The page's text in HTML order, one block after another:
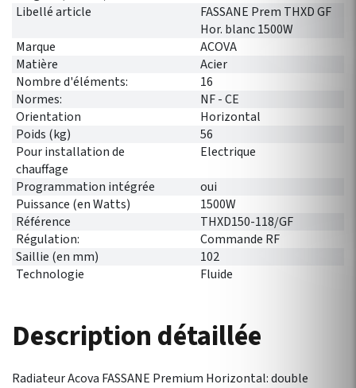
Libellé article
FASSANE Prem THXD GF
Hor. blanc 1500W
Marque
ACOVA
Matière
Acier
Nombre d'éléments:
16
Normes:
NF - CE
Orientation
Horizontal
Poids (kg)
56
Pour installation de
chauffage
Electrique
Programmation intégrée
oui
Puissance (en Watts)
1500W
Référence
THXD150-118/GF
Régulation:
Commande RF
Saillie (en mm)
102
Technologie
Fluide
Description détaillée
Radiateur Acova FASSANE Premium Horizontal: double